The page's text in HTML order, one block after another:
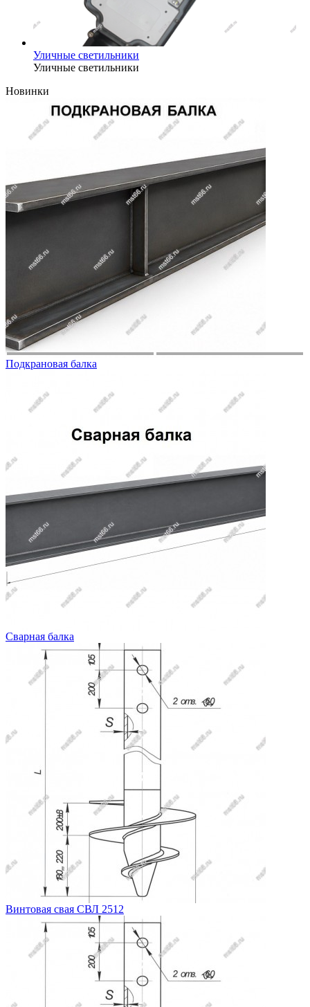
Уличные светильники
Уличные светильники
Новинки
Подкрановая балка
Сварная балка
Винтовая свая СВЛ 2512